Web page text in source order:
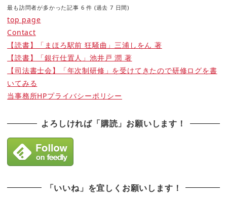
最も訪問者が多かった記事 6 件 (過去 7 日間)
top page
Contact
【読書】「まほろ駅前 狂騒曲」三浦しをん 著
【読書】「銀行仕置人」池井戸 潤 著
【司法書士会】「年次制研修」を受けてきたので研修ログを書
いてみる
当事務所HPプライバシーポリシー
よろしければ「購読」お願いします！
「いいね」を宜しくお願いします！